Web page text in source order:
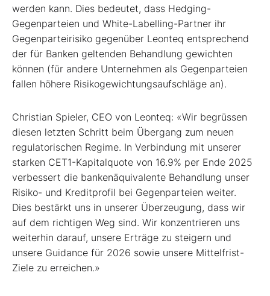
werden kann. Dies bedeutet, dass Hedging-
Gegenparteien und White-Labelling-Partner ihr
Gegenparteirisiko gegenüber Leonteq entsprechend
der für Banken geltenden Behandlung gewichten
können (für andere Unternehmen als Gegenparteien
fallen höhere Risikogewichtungsaufschläge an).
Christian Spieler, CEO von Leonteq: «Wir begrüssen
diesen letzten Schritt beim Übergang zum neuen
regulatorischen Regime. In Verbindung mit unserer
starken CET1-Kapitalquote von 16.9% per Ende 2025
verbessert die bankenäquivalente Behandlung unser
Risiko- und Kreditprofil bei Gegenparteien weiter.
Dies bestärkt uns in unserer Überzeugung, dass wir
auf dem richtigen Weg sind. Wir konzentrieren uns
weiterhin darauf, unsere Erträge zu steigern und
unsere Guidance für 2026 sowie unsere Mittelfrist-
Ziele zu erreichen.»